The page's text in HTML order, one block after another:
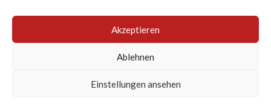
Akzeptieren
Ablehnen
Einstellungen ansehen